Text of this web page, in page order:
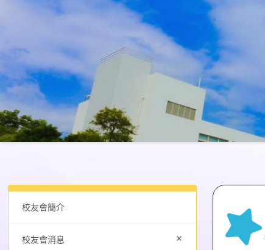
校友會簡介
校友會消息 +